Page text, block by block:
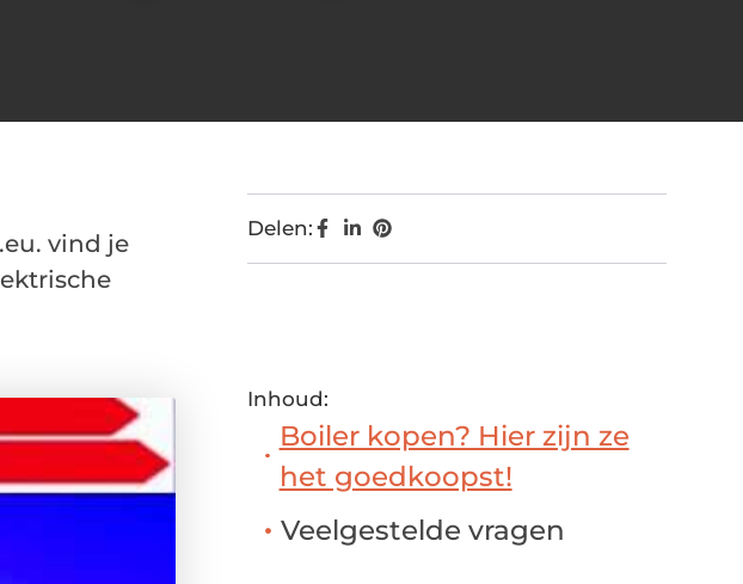
vind je
Delen:
Inhoud:
Boiler kopen? Hier zijn ze
het goedkoopst!
Veelgestelde vragen